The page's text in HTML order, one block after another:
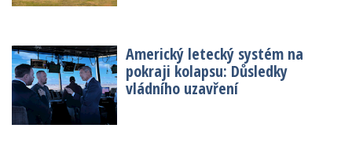
Americký letecký systém na
pokraji kolapsu: Důsledky
vládního uzavření